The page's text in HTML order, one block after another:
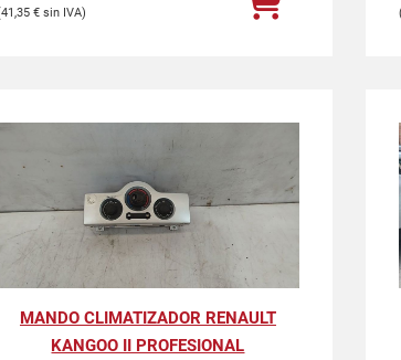
41,35€
MANDO CLIMATIZADOR RENAULT
KANGOO II PROFESIONAL